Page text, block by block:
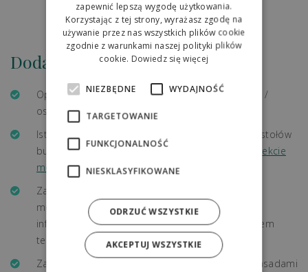
Bezpieczny
Dodatkowe opłaty
Opłata klimatyczna jest płatna oddzielnie; 1.50 € /
osoba / noc.
Istnieje możliwość dokupienia śniadań w formie stołów
bufetowych.Więcej informacji o wyżywieniu w obiekcie
można uzyskać tutaj.
Zakwaterowanie ze zwierzątkiem domowym jest
możliwe po indywidualnym uzgodnieniu. Więcej
informacji można uzyskać w recepcji pod numerem
telefonu +421 918 060 803
Zasady anulowania: zapoznaj się z aktualnymi zasadami
POLISH
zapewnić lepszą wygodę użytkowania.
Korzystając z tej strony, wyrażasz zgodę na
używanie przez nas wszystkich plików cookie
zgodnie z warunkami naszej polityki plików
cookie. Dowiedz się więcej
NIEZBĘDNE WYDAJNOŚĆ
TARGETOWANIE
FUNKCJONALNOŚĆ
NIESKLASYFIKOWANE
AKCEPTUJ WSZYSTKIE
ODRZUĆ WSZYSTKIE